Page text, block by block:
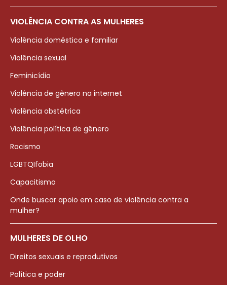
VIOLÊNCIA CONTRA AS MULHERES
Violência doméstica e familiar
Violência sexual
Feminicídio
Violência de gênero na internet
Violência obstétrica
Violência política de gênero
Racismo
LGBTQIfobia
Capacitismo
Onde buscar apoio em caso de violência contra a
mulher?
MULHERES DE OLHO
Direitos sexuais e reprodutivos
Política e poder